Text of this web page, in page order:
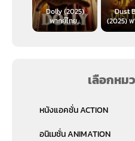
Dolly (2025)
พากย์ไทย...
Dust
(2025) พ
เลือกหม
หนังแอคชั่น ACTION
อนิเมชั่น ANIMATION